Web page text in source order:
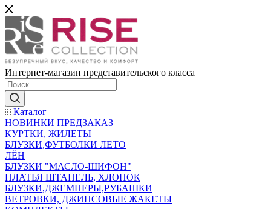
Интернет-магазин представительского класса
Каталог
НОВИНКИ ПРЕДЗАКАЗ
КУРТКИ, ЖИЛЕТЫ
БЛУЗКИ,ФУТБОЛКИ ЛЕТО
ЛЁН
БЛУЗКИ "МАСЛО-ШИФОН"
ПЛАТЬЯ ШТАПЕЛЬ, ХЛОПОК
БЛУЗКИ,ДЖЕМПЕРЫ,РУБАШКИ
ВЕТРОВКИ, ДЖИНСОВЫЕ ЖАКЕТЫ